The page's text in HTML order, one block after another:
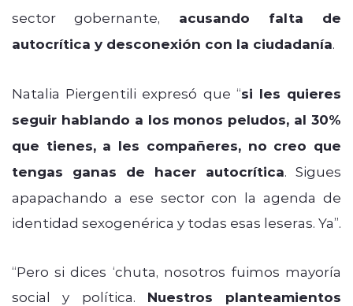
sector gobernante,
acusando falta de
autocrítica y desconexión con la ciudadanía.
Natalia Piergentili expresó que “si les quieres
seguir hablando a los monos peludos, al 30%
que tienes, a les compañeres, no creo que
tengas ganas de hacer autocrítica. Sigues
apapachando a ese sector con la agenda de
identidad sexogenérica y todas esas leseras. Ya”.
“Pero si dices ‘chuta, nosotros fuimos mayoría
social y política.
Nuestros planteamientos